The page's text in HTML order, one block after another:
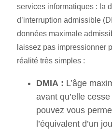
services informatiques : la
d’interruption admissible
données maximale
laissez pas impressionner
réalité très simples :
DMIA : L’âge
avant qu’elle
pouvez vous
l’équivalent d’un